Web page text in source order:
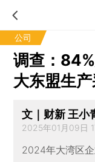
公司
调查：
大东盟生
文｜财新 王小
2025年01月09日
2024年大湾区